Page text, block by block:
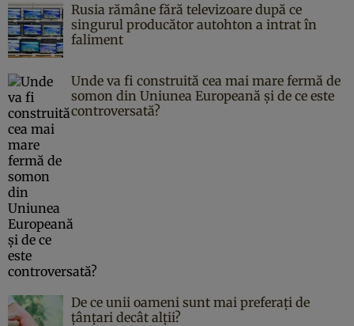
Rusia rămâne fără televizoare după ce
singurul producător autohton a intrat în
faliment
Unde va fi construită cea mai mare fermă de
somon din Uniunea Europeană și de ce este
controversată?
De ce unii oameni sunt mai preferați de
țânțari decât alții?